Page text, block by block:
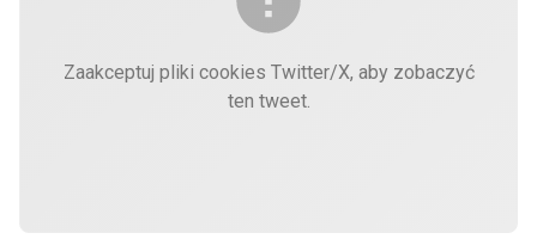
Zaakceptuj pliki cookies Twitter/X, aby zobaczyć
ten tweet.